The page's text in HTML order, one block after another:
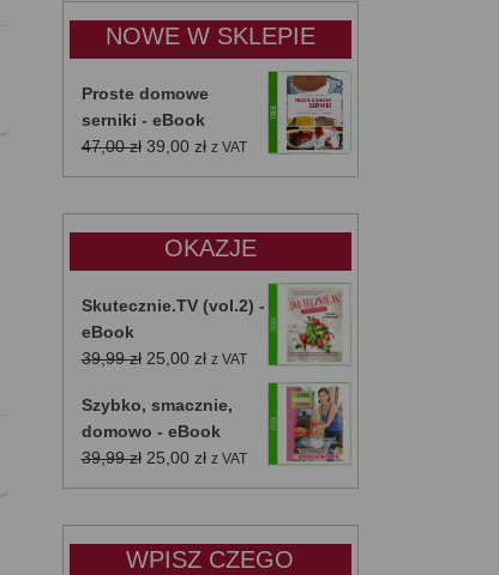
do
50,00 zł
NOWE W SKLEPIE
Proste domowe
serniki - eBook
47,00zł Pierwotna
cena
39,00 złAktualna
cena
z VAT
OKAZJE
Skutecznie.TV (vol.2) -
eBook
39,99zł Pierwotna
wynosiła:
39,99 zł.
25,00 złAktualna
wynosi:
25,00 zł.
z VAT
Szybko, smacznie,
domowo - eBook
39,99zł Pierwotna
cena
25,00 złAktualna
cena
z VAT
WPISZ CZEGO